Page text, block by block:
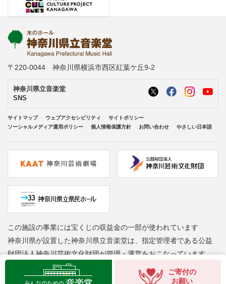
ご寄付の
お願い
〒220-0044 神奈川県横浜市西区紅葉ケ丘9-2
神奈川県立音楽堂
SNS
サイトマップ ウェブアクセシビリティ
サイトポリシー
ソーシャルメディア運用ポリシー
個人情報保護方針 お問い合わせ やさしい日本語
この施設の事業には宝くじの収益金の一部が使われています
神奈川県が設置した神奈川県立音楽堂は、指定管理者である公益
財団法人神奈川芸術文化財団が管理・運営をおこなっています
Copyright © Kanagawa Arts Foundation. All rights reserved.